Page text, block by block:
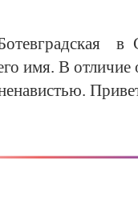
в
имя. В отличие